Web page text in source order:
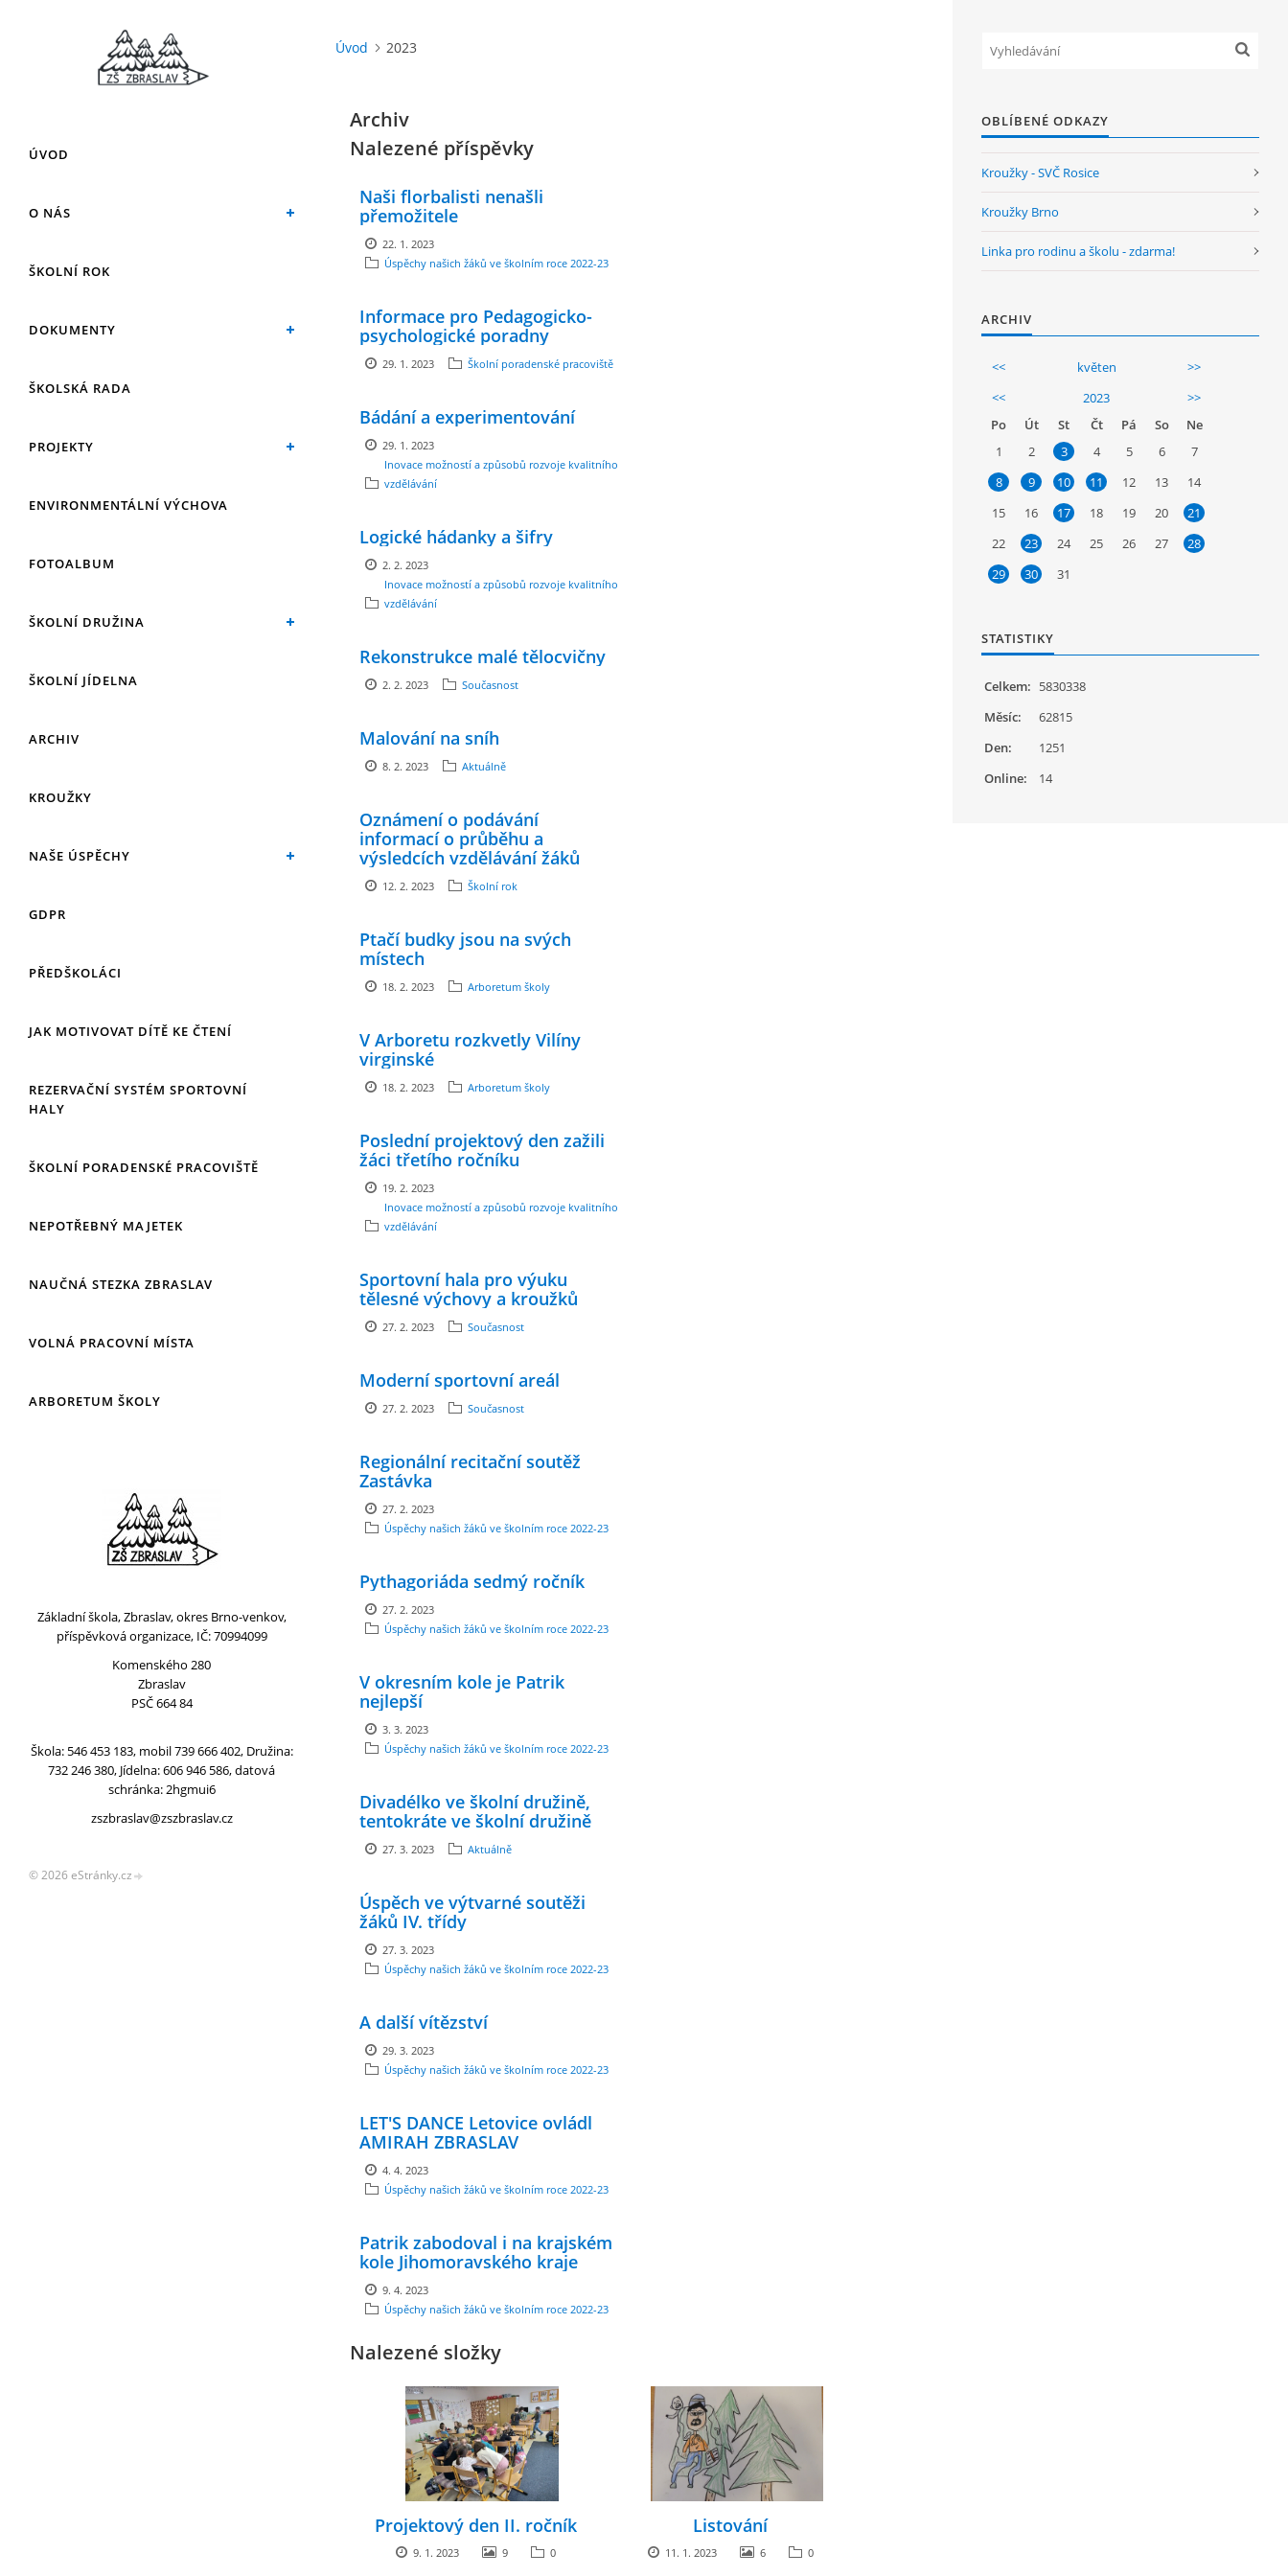
ÚVOD
O NÁS
ŠKOLNÍ ROK
DOKUMENTY
ŠKOLSKÁ RADA
PROJEKTY
ENVIRONMENTÁLNÍ VÝCHOVA
FOTOALBUM
ŠKOLNÍ DRUŽINA
ŠKOLNÍ JÍDELNA
ARCHIV
KROUŽKY
NAŠE ÚSPĚCHY
GDPR
PŘEDŠKOLÁCI
JAK MOTIVOVAT DÍTĚ KE ČTENÍ
REZERVAČNÍ SYSTÉM SPORTOVNÍ
HALY
ŠKOLNÍ PORADENSKÉ PRACOVIŠTĚ
NEPOTŘEBNÝ MAJETEK
NAUČNÁ STEZKA ZBRASLAV
VOLNÁ PRACOVNÍ MÍSTA
ARBORETUM ŠKOLY
Základní škola, Zbraslav, okres Brno-venkov,
příspěvková organizace, IČ: 70994099
Komenského 280
Zbraslav
PSČ 664 84
Škola: 546 453 183, mobil 739 666 402, Družina:
732 246 380, Jídelna: 606 946 586, datová
schránka: 2hgmui6
zszbraslav@zszbraslav.cz
© 2026 eStránky.cz
Úvod 2023
Archiv
Nalezené příspěvky
Naši florbalisti nenašli
přemožitele
22. 1. 2023
Úspěchy našich žáků ve školním roce 2022-23
Informace pro Pedagogicko-
psychologické poradny
29. 1. 2023 Školní poradenské pracoviště
Bádání a experimentování
29. 1. 2023
Inovace možností a způsobů rozvoje kvalitního
vzdělávání
Logické hádanky a šifry
2. 2. 2023
Inovace možností a způsobů rozvoje kvalitního
vzdělávání
Rekonstrukce malé tělocvičny
2. 2. 2023 Současnost
Malování na sníh
8. 2. 2023 Aktuálně
Oznámení o podávání
informací o průběhu a
výsledcích vzdělávání žáků
12. 2. 2023 Školní rok
Ptačí budky jsou na svých
místech
18. 2. 2023 Arboretum školy
V Arboretu rozkvetly Vilíny
virginské
18. 2. 2023 Arboretum školy
Poslední projektový den zažili
žáci třetího ročníku
19. 2. 2023
Inovace možností a způsobů rozvoje kvalitního
vzdělávání
Sportovní hala pro výuku
tělesné výchovy a kroužků
27. 2. 2023 Současnost
Moderní sportovní areál
27. 2. 2023 Současnost
Regionální recitační soutěž
Zastávka
27. 2. 2023
Úspěchy našich žáků ve školním roce 2022-23
Pythagoriáda sedmý ročník
27. 2. 2023
Úspěchy našich žáků ve školním roce 2022-23
V okresním kole je Patrik
nejlepší
3. 3. 2023
Úspěchy našich žáků ve školním roce 2022-23
Divadélko ve školní družině,
tentokráte ve školní družině
27. 3. 2023 Aktuálně
Úspěch ve výtvarné soutěži
žáků IV. třídy
27. 3. 2023
Úspěchy našich žáků ve školním roce 2022-23
A další vítězství
29. 3. 2023
Úspěchy našich žáků ve školním roce 2022-23
LET'S DANCE Letovice ovládl
AMIRAH ZBRASLAV
4. 4. 2023
Úspěchy našich žáků ve školním roce 2022-23
Patrik zabodoval i na krajském
kole Jihomoravského kraje
9. 4. 2023
Úspěchy našich žáků ve školním roce 2022-23
Nalezené složky
Projektový den II. ročník
9. 1. 2023 9 0
Listování
11. 1. 2023 6 0
OBLÍBENÉ ODKAZY
Kroužky - SVČ Rosice
Kroužky Brno
Linka pro rodinu a školu - zdarma!
ARCHIV
<< květen
>>
<<
2023
>>
Po
Út St Čt Pá So
Ne
1
2 3 4 5 6
7
8
9 10 11 12 13
14
15
16 17 18 19 20
21
22
23 24 25 26 27
28
29
30 31
STATISTIKY
Online: 14
Celkem: 5830338
Měsíc:
62815
Den:
1251